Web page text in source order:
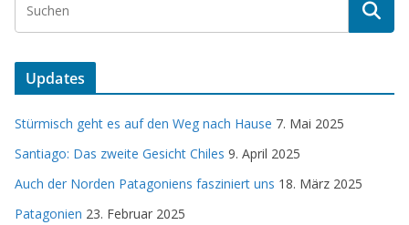
Updates
Stürmisch geht es auf den Weg nach Hause 7. Mai 2025
Santiago: Das zweite Gesicht Chiles 9. April 2025
Auch der Norden Patagoniens fasziniert uns 18. März 2025
Patagonien 23. Februar 2025